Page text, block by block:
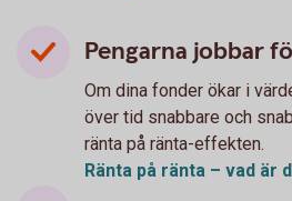
Pengarna jobbar
Om dina fonder ökar i
över tid snabbare och
ränta på ränta-effekten.
Ränta på ränta – vad är